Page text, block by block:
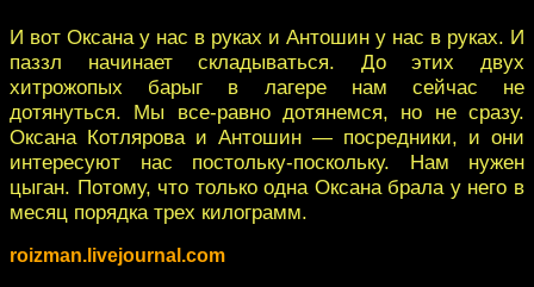
И вот Оксана у нас в руках и Антошин у нас в руках. И
паззл начинает складываться. До этих двух
хитрожопых барыг в лагере нам сейчас не
дотянуться. Мы все-равно дотянемся, но не сразу.
Оксана Котлярова и Антошин — посредники, и они
интересуют нас постольку-поскольку. Нам нужен
цыган. Потому, что только одна Оксана брала у него в
месяц порядка трех килограмм.
roizman.livejournal.com